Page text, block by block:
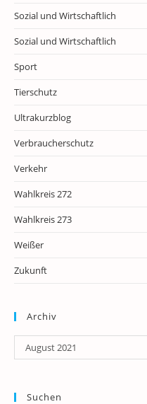
Sozial und Wirtschaftlich
Sozial und Wirtschaftlich
Sport
Tierschutz
Ultrakurzblog
Verbraucherschutz
Verkehr
Wahlkreis 272
Wahlkreis 273
Weißer
Zukunft
Archiv
Archiv
August 2021
Suchen